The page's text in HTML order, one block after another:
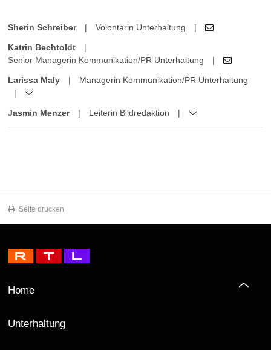
Sherin Schreiber | Volontärin Unterhaltung |
Katrin Bechtoldt
|
Senior Managerin Kommunikation/PR Unterhaltung
|
Larissa Maly |
Managerin Kommunikation/PR Unterhaltung
|
Jasmin Menzer | Leiterin Bildredaktion |
Seite drucken
Home
Unterhaltung